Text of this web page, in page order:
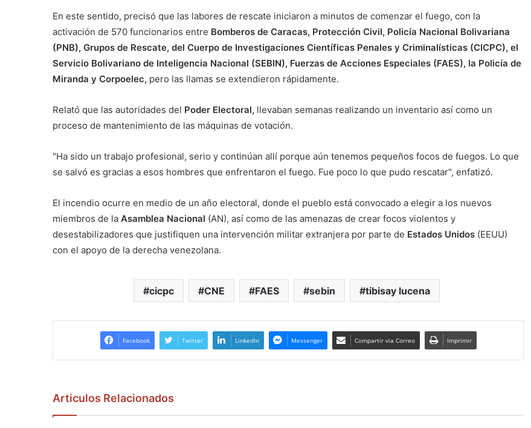
En este sentido, precisó que las labores de rescate iniciaron a minutos de comenzar el fuego, con la
activación de 570 funcionarios entre Bomberos de Caracas, Protección Civil, Policía Nacional Bolivariana
(PNB), Grupos de Rescate, del Cuerpo de Investigaciones Científicas Penales y Criminalísticas (CICPC), el
Servicio Bolivariano de Inteligencia Nacional (SEBIN), Fuerzas de Acciones Especiales (FAES), la Policía de
Miranda y Corpoelec, pero las llamas se extendieron rápidamente.
Relató que las autoridades del Poder Electoral, llevaban semanas realizando un inventario así como un
proceso de mantenimiento de las máquinas de votación.
"Ha sido un trabajo profesional, serio y continúan allí porque aún tenemos pequeños focos de fuegos. Lo que
se salvó es gracias a esos hombres que enfrentaron el fuego. Fue poco lo que pudo rescatar", enfatizó.
El incendio ocurre en medio de un año electoral, donde el pueblo está convocado a elegir a los nuevos
miembros de la Asamblea Nacional (AN), así como de las amenazas de crear focos violentos y
desestabilizadores que justifiquen una intervención militar extranjera por parte de Estados Unidos (EEUU)
con el apoyo de la derecha venezolana.
cicpc CNE FAES sebin tibisay lucena
Facebook Twitter LinkedIn Messenger Compartir via Correo Imprimir
Articulos Relacionados